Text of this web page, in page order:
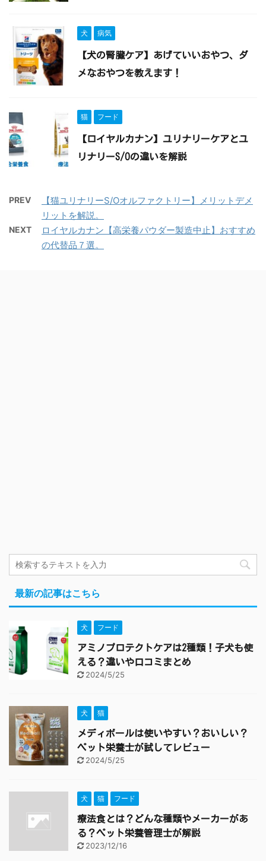
犬 病気
【犬の腎臓ケア】あげていいおやつ、ダ
メなおやつを教えます！
猫 フード
【ロイヤルカナン】ユリナリーケアとユ
リナリーS/Oの違いを解説
PREV
【猫ユリナリーS/Oオルファクトリー】メリットデメ
リットを解説。
NEXT
ロイヤルカナン【高栄養パウダー製造中止】おすすめ
の代替品７選。
最新の記事はこちら
犬 フード
アミノプロテクトケアは2種類！子犬も使
える？違いや口コミまとめ
2024/5/25
犬 猫
メディボールは使いやすい？おいしい？
ペット栄養士が試してレビュー
2024/5/25
犬 猫 フード
療法食とは？どんな種類やメーカーがあ
る？ペット栄養管理士が解説
2023/12/16